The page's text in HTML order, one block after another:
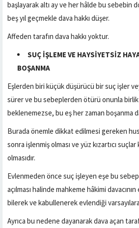
başlayarak altı ay ve her hâlde bu sebebin
beş yıl geçmekle dava hakkı düşer.
Affeden tarafın dava hakkı yoktur.
SUÇ İŞLEME VE HAYSİYETSİZ
BOŞANMA
Eşlerden biri küçük düşürücü bir suç işler
sürer ve bu sebeplerden ötürü onunla
beklenemezse, bu eş her zaman boşanma
Burada önemle dikkat edilmesi gereken
sonra işlenmiş olması ve yüz kızartıcı
olmasıdır.
Evlenmeden önce suç işleyen eşe bu
açılması halinde mahkeme hâkimi
bilerek ve kabullenerek evlendiği
Ayrıca bu nedene dayanarak dava açan